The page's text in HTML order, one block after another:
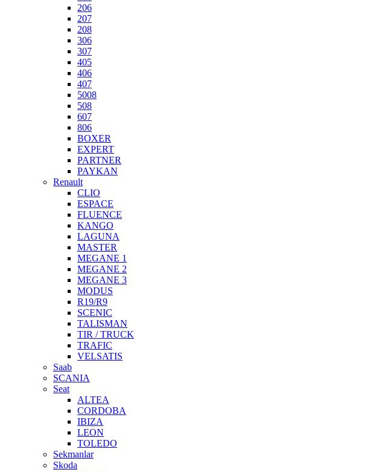
206
207
208
306
307
405
406
407
5008
508
607
806
BOXER
EXPERT
PARTNER
PAYKAN
Renault
CLIO
ESPACE
FLUENCE
KANGO
LAGUNA
MASTER
MEGANE 1
MEGANE 2
MEGANE 3
MODUS
R19/R9
SCENIC
TALISMAN
TIR / TRUCK
TRAFIC
VELSATIS
Saab
SCANIA
Seat
ALTEA
CORDOBA
IBIZA
LEON
TOLEDO
Sekmanlar
Skoda